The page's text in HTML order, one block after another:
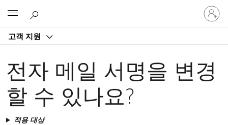
고객 지원
귀
하
계
그
인
전자 메일 서명을 변경
할 수 있나요?
적용 대상